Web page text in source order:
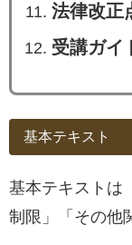
法律改正
受講ガイ
基本テキスト
基本テキストは
制限」「その他